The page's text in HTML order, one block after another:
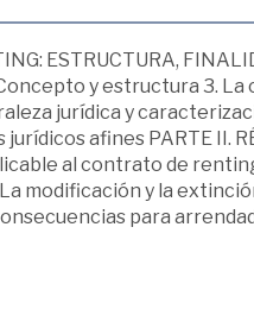
ESTRUCTURA,
y estructura 3. La
jurídica y
afines PARTE II.
al contrato de
modificación y la
para